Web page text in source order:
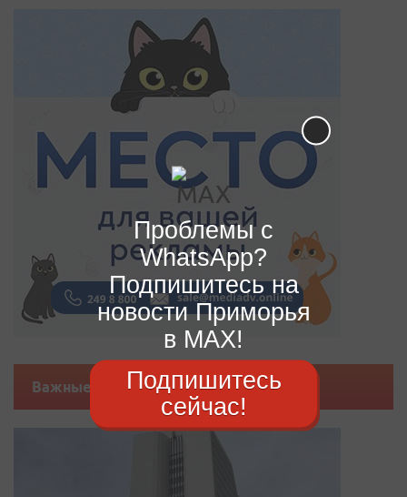
Важные новости
Проблемы с
WhatsApp?
Подпишитесь на
новости Приморья
в MAX!
Подпишитесь
сейчас!